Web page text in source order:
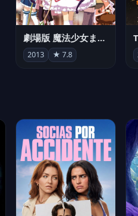
劇場版 魔法少女まどか☆マギカ[新編]叛逆の物語
2013 ★ 7.8